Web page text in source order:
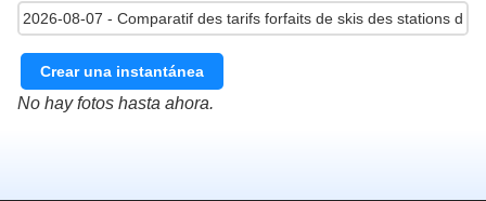
Crear una instantánea
No hay fotos hasta ahora.